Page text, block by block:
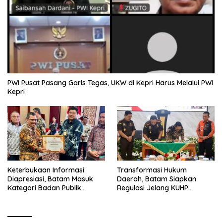
PWI Pusat Pasang Garis Tegas, UKW di Kepri Harus Melalui PWI
Kepri
Keterbukaan Informasi
Diapresiasi, Batam Masuk
Kategori Badan Publik
Transformasi Hukum
Daerah, Batam Siapkan
Regulasi Jelang KUHP